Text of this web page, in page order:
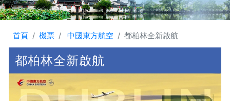
首頁 機票 中國東方航空 都柏林全新啟航
都柏林全新啟航